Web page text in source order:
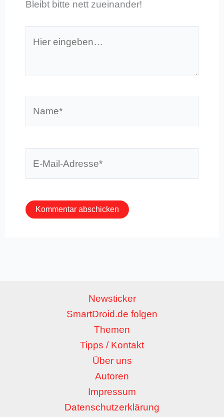
Bleibt bitte nett zueinander!
eingeben…
Newsticker
SmartDroid.de folgen
Themen
Tipps / Kontakt
Über uns
Autoren
Impressum
Datenschutzerklärung